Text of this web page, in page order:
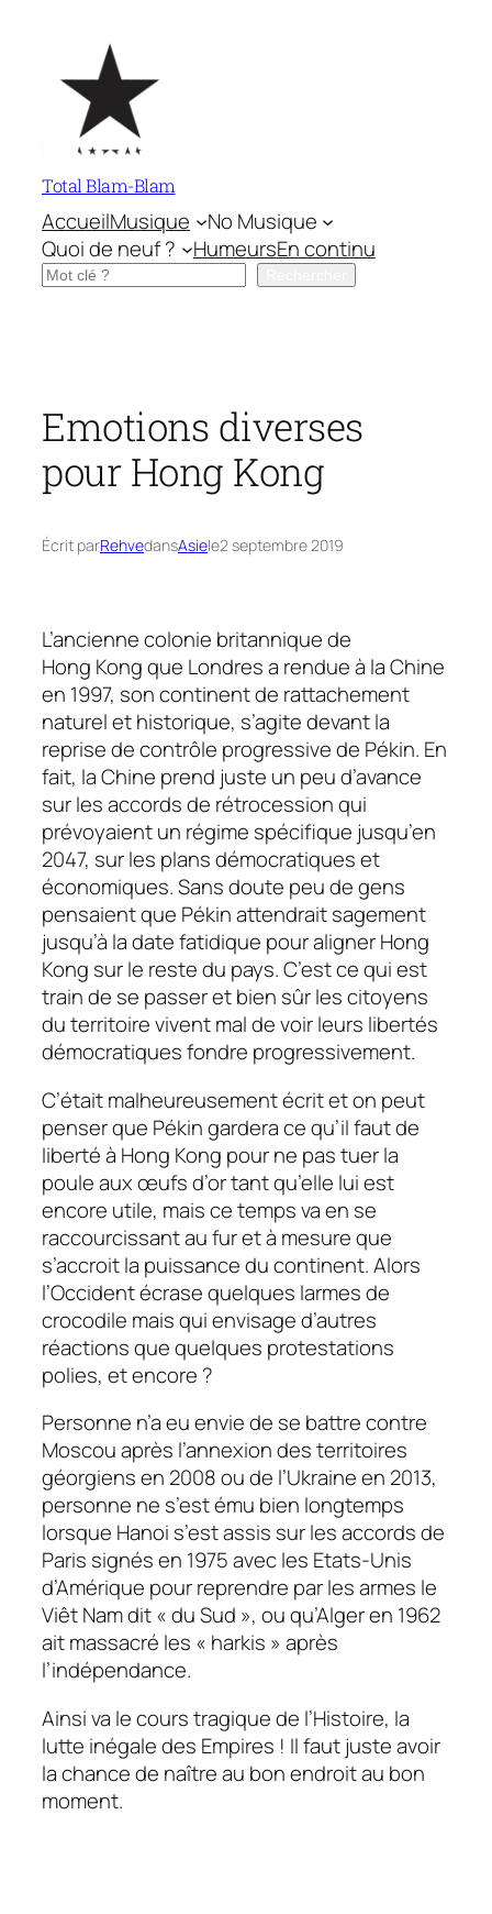
contenu
Total Blam-Blam
AccueilMusique
No Musique
Quoi de neuf ?
HumeursEn continu
Rechercher
Emotions diverses
pour Hong Kong
Écrit parRehvedansAsiele2 septembre 2019
L’ancienne colonie britannique de
Hong Kong que Londres a rendue à la Chine
en 1997, son continent de rattachement
naturel et historique, s’agite devant la
reprise de contrôle progressive de Pékin. En
fait, la Chine prend juste un peu d’avance
sur les accords de rétrocession qui
prévoyaient un régime spécifique jusqu’en
2047, sur les plans démocratiques et
économiques. Sans doute peu de gens
pensaient que Pékin attendrait sagement
jusqu’à la date fatidique pour aligner Hong
Kong sur le reste du pays. C’est ce qui est
train de se passer et bien sûr les citoyens
du territoire vivent mal de voir leurs libertés
démocratiques fondre progressivement.
C’était malheureusement écrit et on peut
penser que Pékin gardera ce qu’il faut de
liberté à Hong Kong pour ne pas tuer la
poule aux œufs d’or tant qu’elle lui est
encore utile, mais ce temps va en se
raccourcissant au fur et à mesure que
s’accroit la puissance du continent. Alors
l’Occident écrase quelques larmes de
crocodile mais qui envisage d’autres
réactions que quelques protestations
polies, et encore ?
Personne n’a eu envie de se battre contre
Moscou après l’annexion des territoires
géorgiens en 2008 ou de l’Ukraine en 2013,
personne ne s’est ému bien longtemps
lorsque Hanoi s’est assis sur les accords de
Paris signés en 1975 avec les Etats-Unis
d’Amérique pour reprendre par les armes le
Viêt Nam dit « du Sud », ou qu’Alger en 1962
ait massacré les « harkis » après
l’indépendance.
Ainsi va le cours tragique de l’Histoire, la
lutte inégale des Empires ! Il faut juste avoir
la chance de naître au bon endroit au bon
moment.